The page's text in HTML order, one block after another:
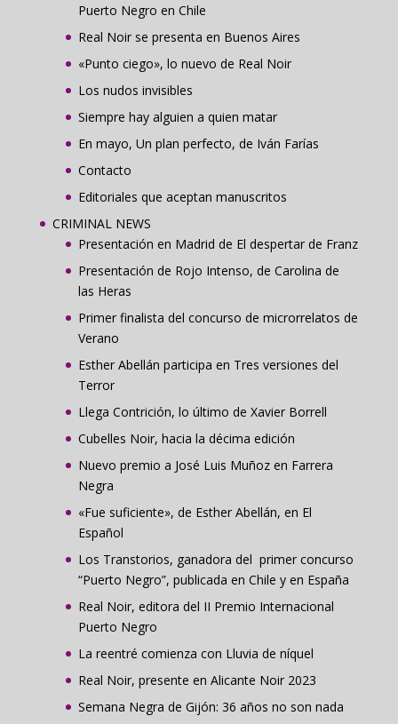
Puerto Negro en Chile
Real Noir se presenta en Buenos Aires
«Punto ciego», lo nuevo de Real Noir
Los nudos invisibles
Siempre hay alguien a quien matar
En mayo, Un plan perfecto, de Iván Farías
Contacto
Editoriales que aceptan manuscritos
CRIMINAL NEWS
Presentación en Madrid de El despertar de Franz
Presentación de Rojo Intenso, de Carolina de
las Heras
Primer finalista del concurso de microrrelatos de
Verano
Esther Abellán participa en Tres versiones del
Terror
Llega Contrición, lo último de Xavier Borrell
Cubelles Noir, hacia la décima edición
Nuevo premio a José Luis Muñoz en Farrera
Negra
«Fue suficiente», de Esther Abellán, en El
Español
Los Transtorios, ganadora del primer concurso
“Puerto Negro”, publicada en Chile y en España
Real Noir, editora del II Premio Internacional
Puerto Negro
La reentré comienza con Lluvia de níquel
Real Noir, presente en Alicante Noir 2023
Semana Negra de Gijón: 36 años no son nada